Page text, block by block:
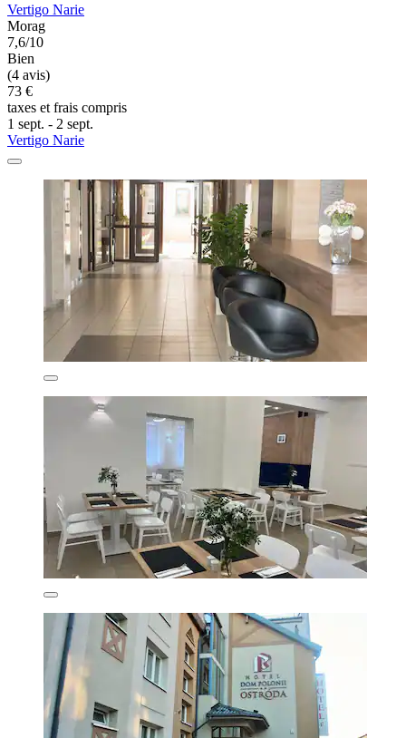
Vertigo Narie
Morag
7,6/10
Bien
(4 avis)
73 €
taxes et frais compris
1 sept. - 2 sept.
Vertigo Narie